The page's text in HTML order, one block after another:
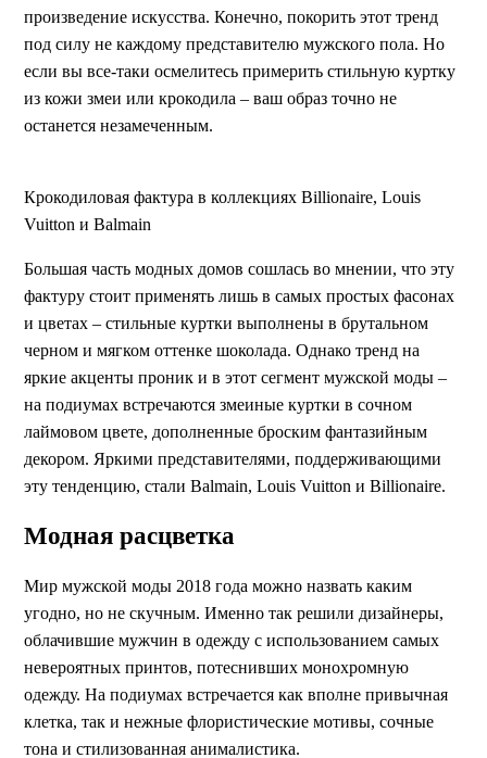
произведение искусства. Конечно, покорить этот тренд
под силу не каждому представителю мужского пола. Но
если вы все-таки осмелитесь примерить стильную куртку
из кожи змеи или крокодила – ваш образ точно не
останется незамеченным.
Крокодиловая фактура в коллекциях Billionaire, Louis
Vuitton и Balmain
Большая часть модных домов сошлась во мнении, что эту
фактуру стоит применять лишь в самых простых фасонах
и цветах – стильные куртки выполнены в брутальном
черном и мягком оттенке шоколада. Однако тренд на
яркие акценты проник и в этот сегмент мужской моды –
на подиумах встречаются змеиные куртки в сочном
лаймовом цвете, дополненные броским фантазийным
декором. Яркими представителями, поддерживающими
эту тенденцию, стали Balmain, Louis Vuitton и Billionaire.
Модная расцветка
Мир мужской моды 2018 года можно назвать каким
угодно, но не скучным. Именно так решили дизайнеры,
облачившие мужчин в одежду с использованием самых
невероятных принтов, потеснивших монохромную
одежду. На подиумах встречается как вполне привычная
клетка, так и нежные флористические мотивы, сочные
тона и стилизованная анималистика.